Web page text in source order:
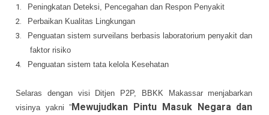
1.
Peningkatan Deteksi, Pencegahan dan Respon Penyakit
2.
Perbaikan Kualitas Lingkungan
3.
Penguatan sistem surveilans berbasis laboratorium penyakit dan
faktor risiko
4.
Penguatan sistem tata kelola Kesehatan
Selaras dengan visi Ditjen P2P, BBKK Makassar menjabarkan
visinya yakni ”Mewujudkan Pintu Masuk Negara dan